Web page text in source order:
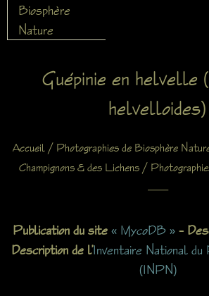
Biosphère
Nature
Guépinie en helvelle
helvelloides)
Accueil / Photographies de Biosphère
Champignons & des Lichens/
X
Publication du site « MycoDB »–
Description de l’Inventaire National
(INPN)